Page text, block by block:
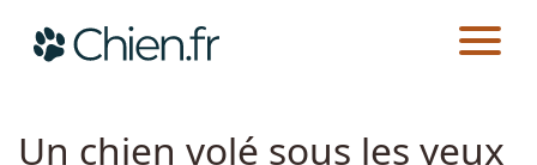
CHIEN.FR ACTUALITÉS
Un chien volé sous les yeux